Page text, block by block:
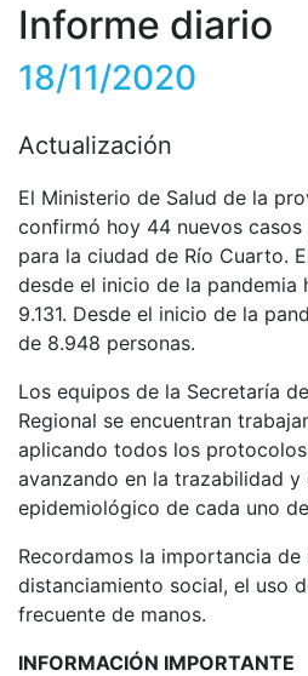
Informe diario
18/11/2020
Actualización
El Ministerio de Salud de la
confirmó hoy 44 nuevos
para la ciudad de Río Cuarto.
desde el inicio de la pandemia
9.131. Desde el inicio de la
de 8.948 personas.
Los equipos de la Secretaría
Regional se encuentran
aplicando todos los
avanzando en la trazabilidad y
epidemiológico de cada uno
Recordamos la importancia de
distanciamiento social, el uso
frecuente de manos.
INFORMACIÓN IMPORTANTE